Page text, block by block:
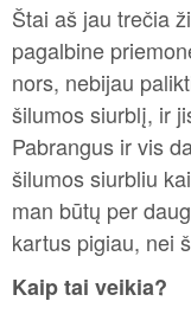
Štai aš jau trečia
pagalbine
nors, nebijau
šilumos siurblį, ir
Pabrangus ir vis
šilumos siurbliu
man būtų per
kartus pigiau, nei
Kaip tai veikia?